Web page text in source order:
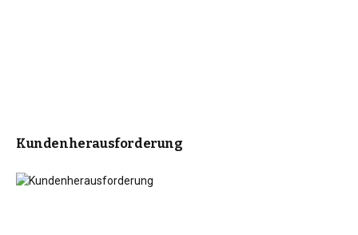
Kundenherausforderung